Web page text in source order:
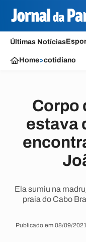
Últimas Notícias
Home>cotidiano
Corpo
estava
Ela sumiu na
praia do Cabo
Publicado em 08/09/